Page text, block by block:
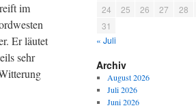
im
Er läutet
sehr
24
25 26 27 28
31
« Juli
Archiv
August 2026
Juli 2026
Juni 2026